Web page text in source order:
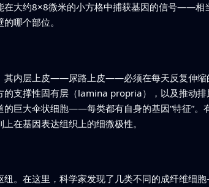
在大约8×8微米的小方格中捕获基因的信号——相
哪个部位。
其内层上皮——尿路上皮——必须在每天反复伸缩
的支撑性固有层（lamina propria），以及推动
的巨大伞状细胞——每类都有自身的基因“特征”
在基因表达组织上的细微极性。
纽。在这里，科学家发现了几类不同的成纤维